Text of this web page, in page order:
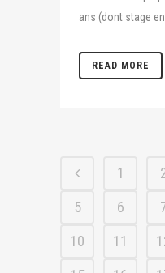
ans (dont stage en
READ MORE
1
5
6
10
11